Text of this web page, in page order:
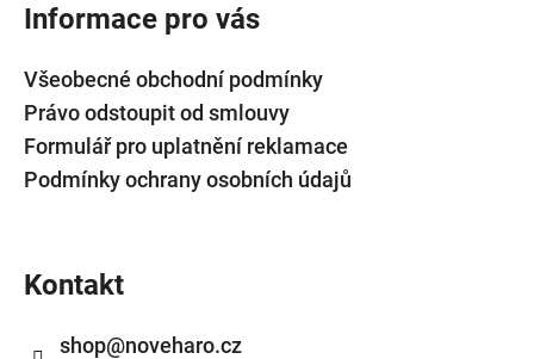
VLASATÝ
OD
BÍLÉ
350
Kč
Informace pro vás
Všeobecné obchodní podmínky
Právo odstoupit od smlouvy
Formulář pro uplatnění reklamace
Podmínky ochrany osobních údajů
Kontakt
shop@noveharo.cz